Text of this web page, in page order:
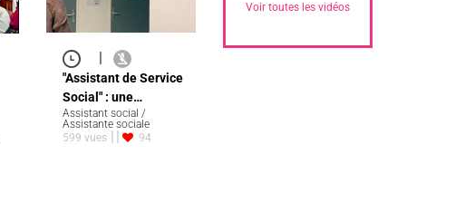
"Assistant de Service
Social" : une…
Assistant social /
Assistante sociale
599 vues
94
Voir toutes les vidéos